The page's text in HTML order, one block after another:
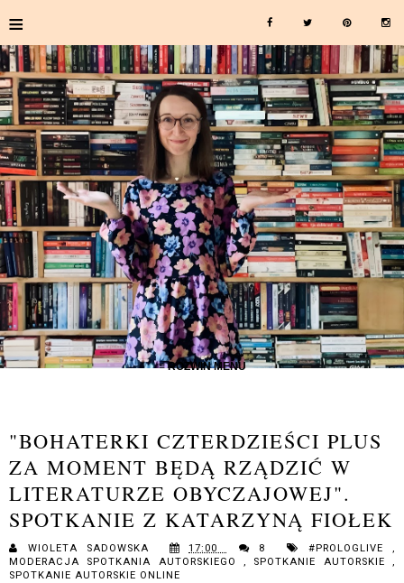
≡
≡ ROZWIŃ MENU
"BOHATERKI CZTERDZIEŚCI PLUS
ZA MOMENT BĘDĄ RZĄDZIĆ W
LITERATURZE OBYCZAJOWEJ".
SPOTKANIE Z KATARZYNĄ FIOŁEK
WIOLETA SADOWSKA 17:00 8 #PROLOGLIVE,
MODERACJA SPOTKANIA AUTORSKIEGO , SPOTKANIE AUTORSKIE,
SPOTKANIE AUTORSKIE ONLINE